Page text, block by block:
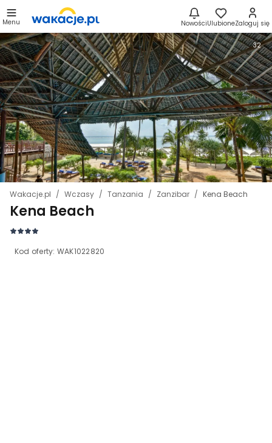
Menu NowościUlubioneZaloguj się
Wakacje.pl Wczasy Tanzania Zanzibar Kena Beach
Kena Beach
Kod oferty: WAK1022820
32